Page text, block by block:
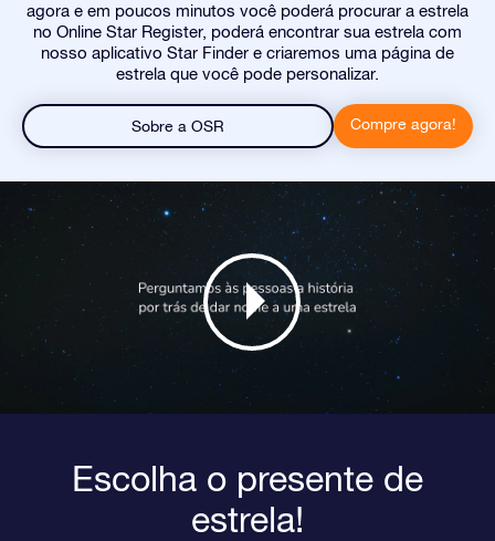
agora e em poucos minutos você poderá procurar a estrela
no Online Star Register, poderá encontrar sua estrela com
nosso aplicativo Star Finder e criaremos uma página de
estrela que você pode personalizar.
Sobre a OSR Compre agora!
Escolha o presente de
estrela!